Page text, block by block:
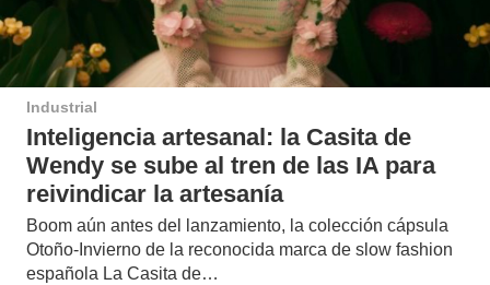
Industrial
Inteligencia artesanal: la Casita de
Wendy se sube al tren de las IA para
reivindicar la artesanía
Boom aún antes del lanzamiento, la colección cápsula
Otoño-Invierno de la reconocida marca de slow fashion
española La Casita de…